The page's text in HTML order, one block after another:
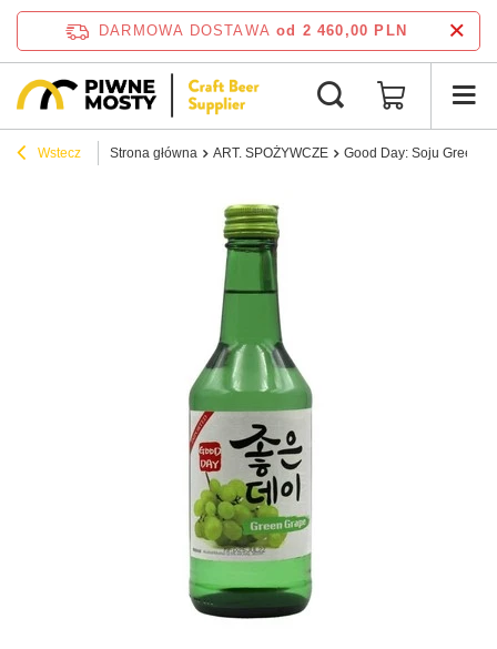
DARMOWA DOSTAWA od 2 460,00 PLN
Wstecz Strona główna ART. SPOŻYWCZE Good Day: Soju